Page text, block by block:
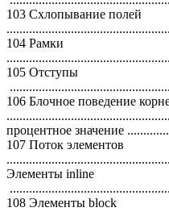
103 Схлопывание полей
104 Рамки
105 Отступы
106 Блочное поведение
процентное значение
107 Поток элементов
Элементы inline
108 Элементы block